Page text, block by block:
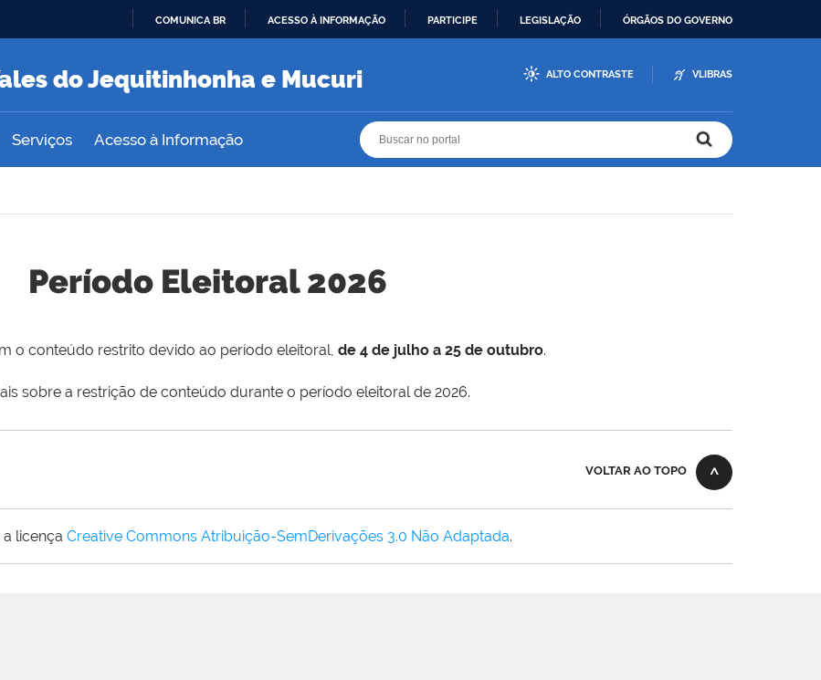
O
COMUNICA BR ACESSO À INFORMAÇÃO PARTICIPE LEGISLAÇÃO ÓRGÃOS DO GOVERNO
do Jequitinhonha e Mucuri ALTO CONTRASTE VLIBRAS
Serviços Acesso à Informação
Período Eleitoral 2026
o conteúdo restrito devido ao período eleitoral, de 4 de julho a 25 de outubro.
sobre a restrição de conteúdo durante o período eleitoral de 2026.
VOLTAR AO TOPO
licença Creative Commons Atribuição-SemDerivações 3.0 Não Adaptada.